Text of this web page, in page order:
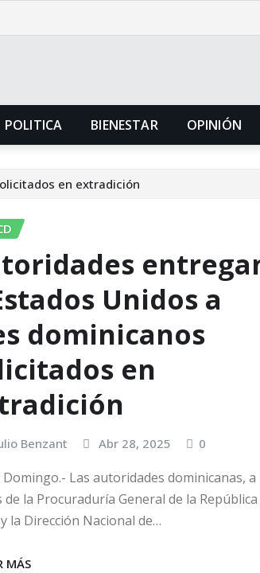
POLITICA BIENESTAR OPINIÓN
en extradición
Unidos a
dominicanos
en
Benzant Abr 28, 2025 0
Las autoridades dominicanas, a
de la Procuraduría General de la República
y la Dirección Nacional de…
MÁS